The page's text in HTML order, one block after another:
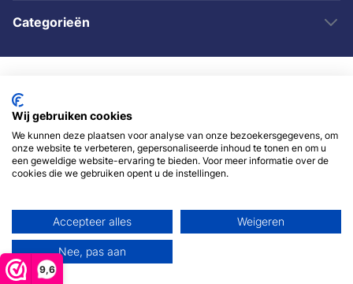
9,6
Categorieën
© 2007 - 2026 - Sybshop.nl
Wij gebruiken cookies
We kunnen deze plaatsen voor analyse van onze bezoekersgegevens, om
onze website te verbeteren, gepersonaliseerde inhoud te tonen en om u
een geweldige website-ervaring te bieden. Voor meer informatie over de
cookies die we gebruiken opent u de instellingen.
Accepteer alles Weigeren
Nee, pas aan